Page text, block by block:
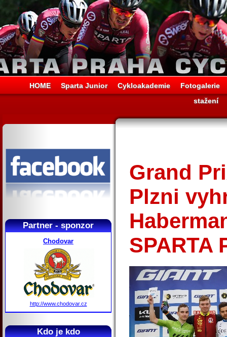
HOME Sparta Junior Cykloakademie
Fotogalerie
stažení
Partner - sponzor
Chodovar
http://www.chodovar.cz
Kdo je kdo
Grand
Plzni
SPARTA